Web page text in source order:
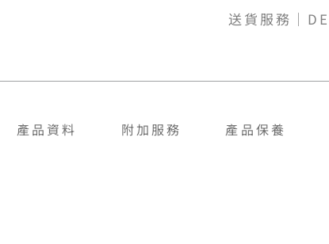
送貨服務｜
產品資料 附加服務 產品保養